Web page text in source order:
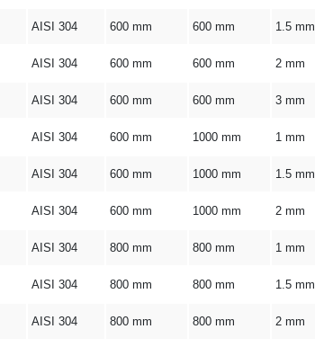
AISI 304 600 mm 600 mm 1.5 mm
AISI 304 600 mm 600 mm 2 mm
AISI 304 600 mm 600 mm 3 mm
AISI 304 600 mm 1000 mm 1 mm
AISI 304 600 mm 1000 mm 1.5 mm
AISI 304 600 mm 1000 mm 2 mm
AISI 304 800 mm 800 mm 1 mm
AISI 304 800 mm 800 mm 1.5 mm
AISI 304 800 mm 800 mm 2 mm